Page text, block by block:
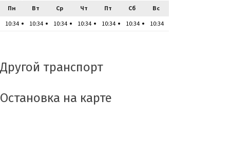
Пн
Вт Ср Чт Пт Сб
Вс
10:34
10:34 10:34 10:34 10:34 10:34 10:34
Другой транспорт
Остановка на карте